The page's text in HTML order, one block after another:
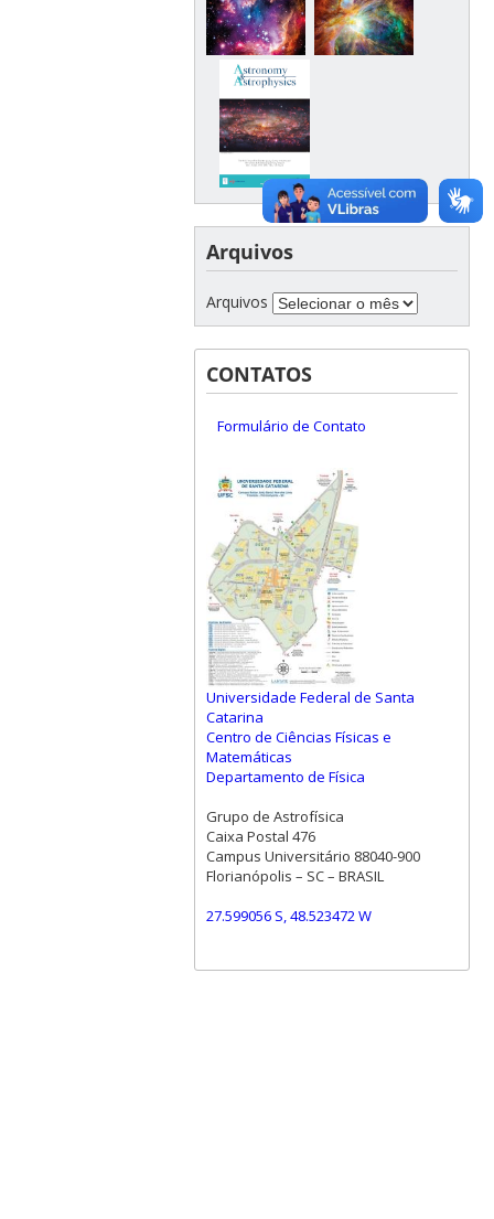
Arquivos
Arquivos
CONTATOS
Formulário de Contato
Universidade Federal de Santa
Catarina
Centro de Ciências Físicas e
Matemáticas
Departamento de Física
Grupo de Astrofísica
Caixa Postal 476
Campus Universitário 88040-900
Florianópolis – SC – BRASIL
27.599056 S, 48.523472 W